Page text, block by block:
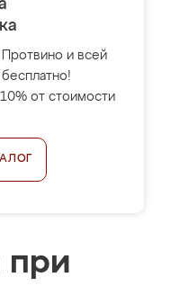
и всей
от стоимости
при